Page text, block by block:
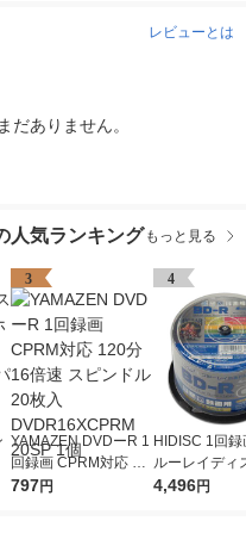
レビューとは
だありません。
人気ランキング もっと見る
3
YAMAZEN DVDーR 1
回録画 CPRM対応 12
0分 16倍速 スピンド
797円
4
HIDISC 1回
ルーレイディ
分6倍速 BD-
4,496円